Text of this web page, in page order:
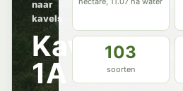
naar
kavels
Kavel
1A
103
soorten